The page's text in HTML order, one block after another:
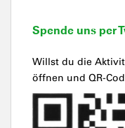
Spende uns per
Willst du die
öffnen und QR-